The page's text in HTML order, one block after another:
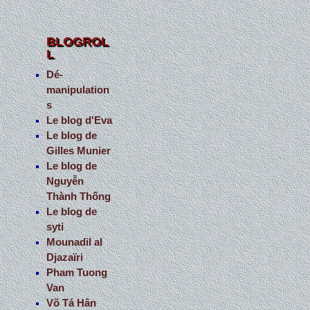
BLOGROL
L
Dé-
manipulation
s
Le blog d'Eva
Le blog de
Gilles Munier
Le blog de
Nguyễn
Thành Thống
Le blog de
syti
Mounadil al
Djazaïri
Pham Tuong
Van
Võ Tá Hân